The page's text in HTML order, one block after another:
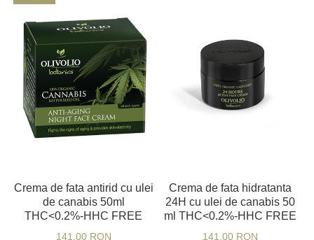
Crema de fata antirid cu ulei
de canabis 50ml
THC<0.2%-HHC FREE
141,00 RON
Crema de fata hidratanta
24H cu ulei de canabis 50
ml THC<0.2%-HHC FREE
141,00 RON